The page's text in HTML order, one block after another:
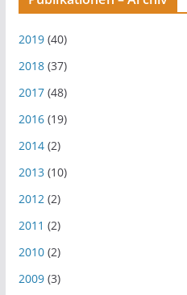
2019(40)
2018(37)
2017(48)
2016(19)
2014(2)
2013(10)
2012(2)
2011 (2)
2010(2)
2009(3)